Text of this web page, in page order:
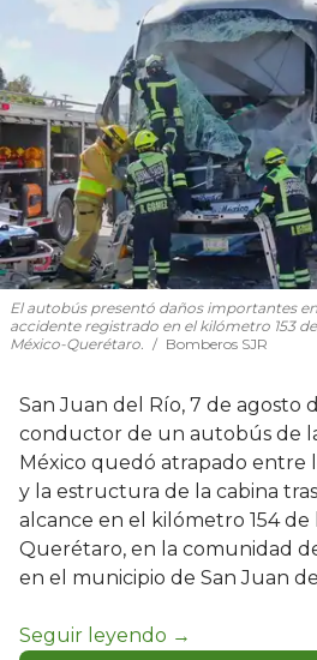
El autobús presentó daños importantes
accidente registrado en el kilómetro 153
México-Querétaro.
Bomberos SJR
San Juan del Río, 7 de agosto
conductor de un autobús de
México quedó atrapado entre
y la estructura de la cabina
alcance en el kilómetro 154 de
Querétaro, en la comunidad
en el municipio de San Juan